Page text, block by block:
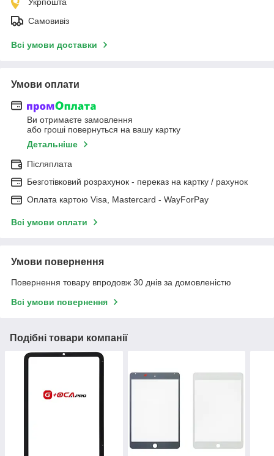
Самовивіз
Всі умови доставки
Умови оплати
Ви отримаєте замовлення
або гроші повернуться на вашу картку
Детальніше
Післяплата
Безготівковий розрахунок - переказ на картку / рахунок
Оплата картою Visa, Mastercard - WayForPay
Всі умови оплати
Умови повернення
Повернення товару впродовж 30 днів за домовленістю
Всі умови повернення
Подібні товари компанії